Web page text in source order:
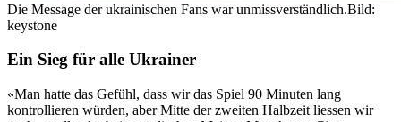
Die Message der ukrainischen Fans war unmissverständlich.Bild:
keystone
Ein Sieg für alle Ukrainer
«Man hatte das Gefühl, dass wir das Spiel 90 Minuten lang
kontrollieren würden, aber Mitte der zweiten Halbzeit liessen wir